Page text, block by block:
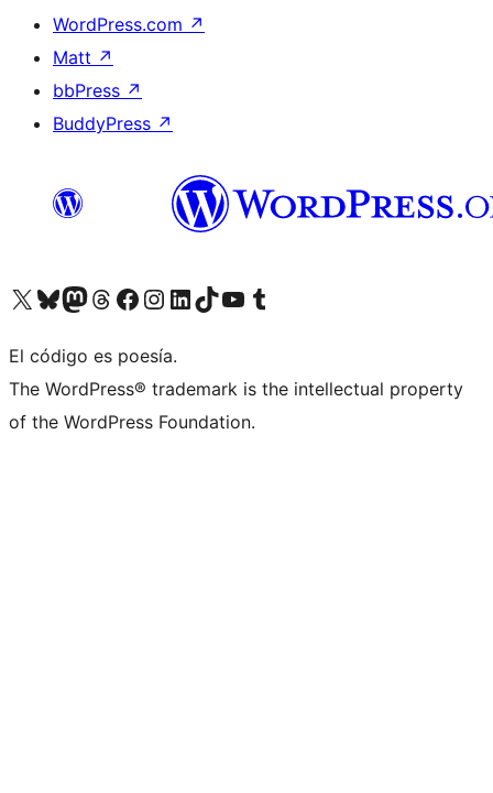
WordPress.com ↗
Matt ↗
bbPress ↗
BuddyPress ↗
Visitá nuestra cuenta de X (anteriormente Twitter)
Visitá nuestra cuenta de Bluesky
Visitá nuestra cuenta de Mastodon
Visitá nuestra cuenta de Threads
Visitá nuestra página de Facebook
Visitá nuestra cuenta de Instagram
Visitá nuestra cuenta de LinkedIn
Visitá nuestra cuenta de TikTok
Visitá nuestro canal de YouTube
Visitá nuestra cuenta de Tumblr
El código es poesía.
The WordPress® trademark is the intellectual property
of the WordPress Foundation.